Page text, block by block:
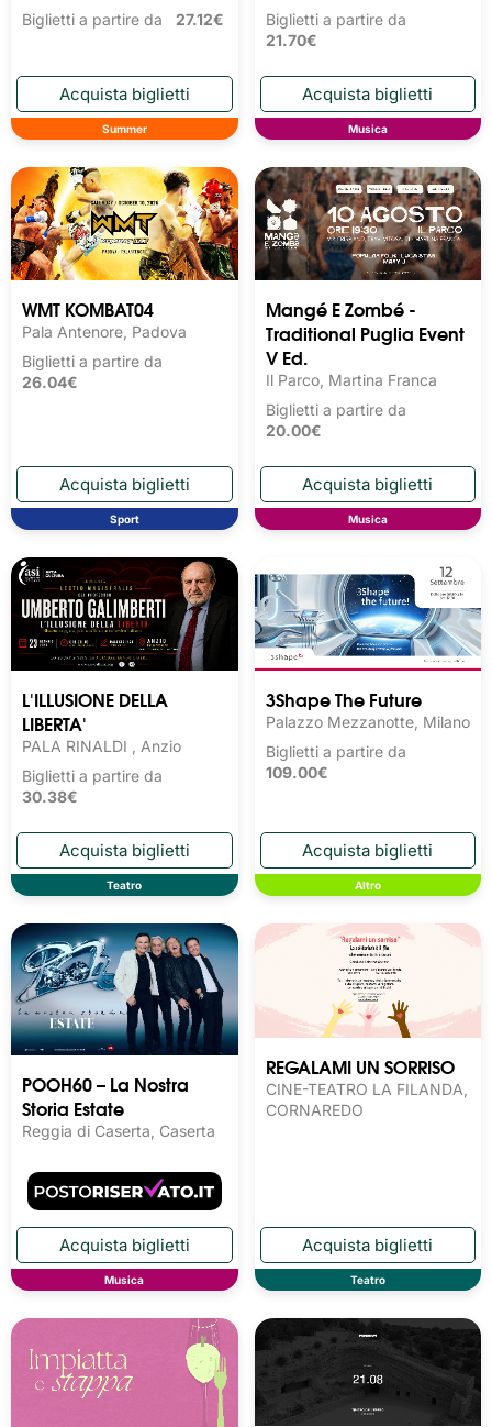
Biglietti a partire da 27.12€
Summer
Biglietti a partire da
21.70€
Musica
WMT KOMBAT04
Pala Antenore, Padova
Biglietti a partire da
26.04€
Sport
Mangé E Zombé -
Traditional Puglia Event
V Ed.
Il Parco, Martina Franca
Biglietti a partire da
20.00€
Musica
L'ILLUSIONE DELLA
LIBERTA'
PALA RINALDI , Anzio
Biglietti a partire da
30.38€
Teatro
3Shape The Future
Palazzo Mezzanotte, Milano
Biglietti a partire da
109.00€
Altro
POOH60 – La Nostra
Storia Estate
Reggia di Caserta, Caserta
Musica
REGALAMI UN SORRISO
CINE-TEATRO LA FILANDA,
CORNAREDO
Teatro